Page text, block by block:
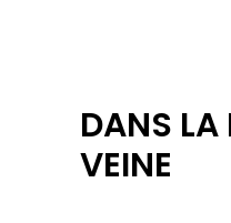
DANS LA
VEINE